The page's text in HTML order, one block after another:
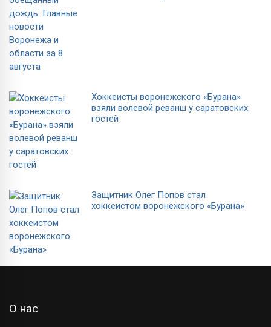
Хоккеисты воронежского «Бурана»
взяли волевой реванш у саратовских
гостей
Защитник Олег Попов стал
хоккеистом воронежского «Бурана»
О нас